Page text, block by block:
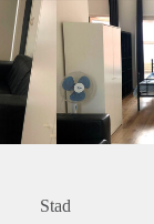
Stad